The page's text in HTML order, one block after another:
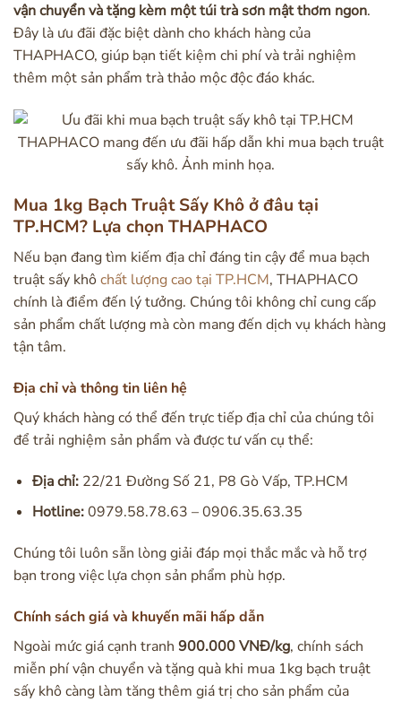
vận chuyển và tặng kèm một túi trà sơn mật thơm ngon.
Đây là ưu đãi đặc biệt dành cho khách hàng của
THAPHACO, giúp bạn tiết kiệm chi phí và trải nghiệm
thêm một sản phẩm trà thảo mộc độc đáo khác.
THAPHACO mang đến ưu đãi hấp dẫn khi mua bạch truật
sấy khô. Ảnh minh họa.
Mua 1kg Bạch Truật Sấy Khô ở đâu tại
TP.HCM? Lựa chọn THAPHACO
Nếu bạn đang tìm kiếm địa chỉ đáng tin cậy để mua bạch
truật sấy khôchất lượng cao tại TP.HCM, THAPHACO
chính là điểm đến lý tưởng. Chúng tôi không chỉ cung cấp
sản phẩm chất lượng mà còn mang đến dịch vụ khách hàng
tận tâm.
Địa chỉ và thông tin liên hệ
Quý khách hàng có thể đến trực tiếp địa chỉ của chúng tôi
để trải nghiệm sản phẩm và được tư vấn cụ thể:
Địa chỉ:22/21 Đường Số 21, P8 Gò Vấp, TP.HCM
Hotline:0979.58.78.63 – 0906.35.63.35
Chúng tôi luôn sẵn lòng giải đáp mọi thắc mắc và hỗ trợ
bạn trong việc lựa chọn sản phẩm phù hợp.
Chính sách giá và khuyến mãi hấp dẫn
Ngoài mức giá cạnh tranh 900.000 VNĐ/kg, chính sách
miễn phí vận chuyển và tặng quà khi mua 1kg bạch truật
sấy khô càng làm tăng thêm giá trị cho sản phẩm của